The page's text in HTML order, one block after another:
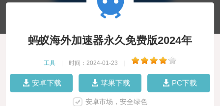
蚂蚁海外加速器永久免费版2024年
工具 时间：2024-01-23
安卓下载 苹果下载 PC下载
安卓市场，安全绿色